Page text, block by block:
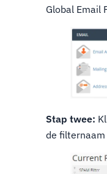
Global Email
Stap twee:
de